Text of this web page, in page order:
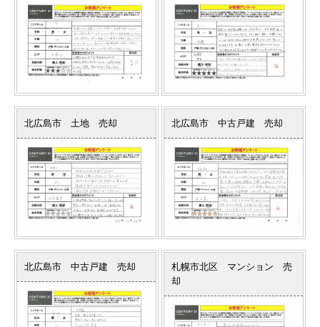
北広島市 土地 売却 北広島市 中古戸建 売却
北広島市 中古戸建 売却
札幌市北区 マンション 売
却